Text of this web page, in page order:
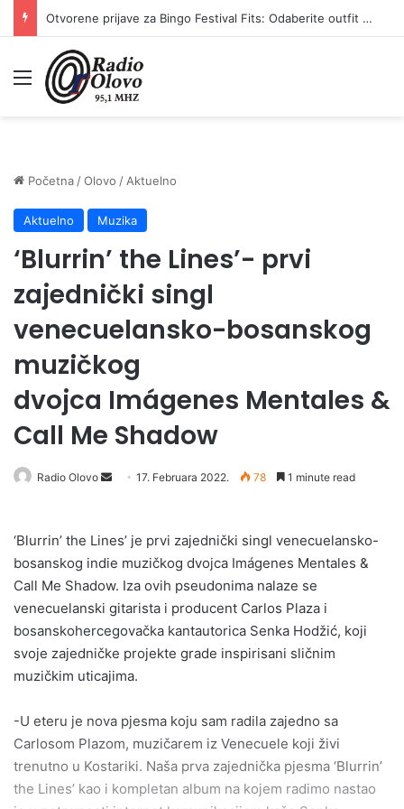
Otvorene prijave za Bingo Festival Fits: Odaberite outfit s omiljenim influencerom i zablistajte na Crvenom tepihu Sarajevo Film Festivala
Meni
Početna /Olovo / Aktuelno
Aktuelno Muzika
‘Blurrin’ the Lines’- prvi
zajednički singl
venecuelansko-bosanskog
muzičkog
dvojca Imágenes Mentales &
Call Me Shadow
Radio Olovo
Send17. Februara 2022. 78 1 minute read
‘Blurrin’ the Lines’ je prvi zajednički singl venecuelansko-
bosanskog indie muzičkog dvojca Imágenes Mentales &
Call Me Shadow. Iza ovih pseudonima nalaze se
venecuelanski gitarista i producent Carlos Plaza i
bosanskohercegovačka kantautorica Senka Hodžić, koji
svoje zajedničke projekte grade inspirisani sličnim
muzičkim uticajima.
-U eteru je nova pjesma koju sam radila zajedno sa
Carlosom Plazom, muzičarem iz Venecuele koji živi
trenutno u Kostariki. Naša prva zajednička pjesma ‘Blurrin’
the Lines’ kao i kompletan album na kojem radimo nastao